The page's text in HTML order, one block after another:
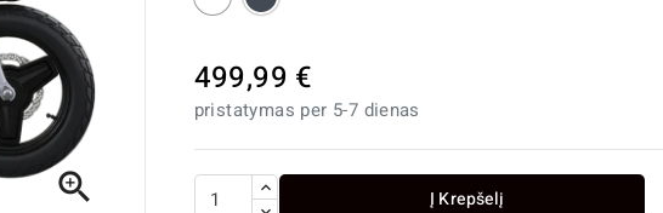

499,99 €
pristatymas per 5-7 dienas
Į Krepšelį